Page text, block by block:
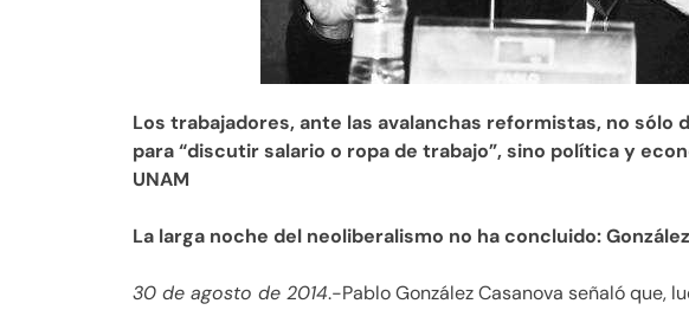
Los trabajadores, ante las avalanchas reformistas, no sólo
para discutir salario o ropa de trabajo , sino política y
UNAM
La larga noche del neoliberalismo no ha concluido:
30 de agosto de 2014.-Pablo González Casanova señaló que,